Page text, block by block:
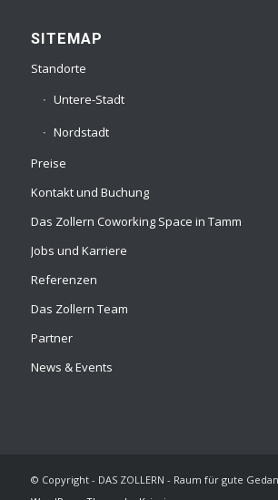
SITEMAP
Standorte
Untere-Stadt
Nordstadt
Preise
Kontakt und Buchung
Das Zollern Coworking Space in Tamm
Jobs und Karriere
Referenzen
Das Zollern Team
Partner
News & Events
© Copyright - DAS ZOLLERN - Raum für gute